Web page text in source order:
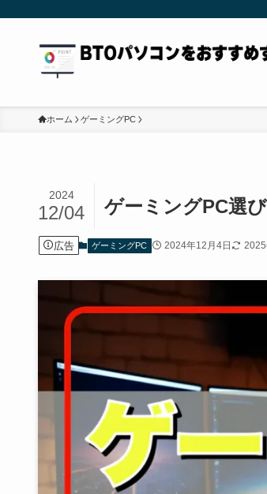
ホーム ゲーミングPC
ゲーミングPC選
2024
12/04
広告 ゲーミングPC 2024年12月4日